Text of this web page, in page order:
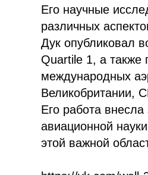
Его научные
различных
Дук опубликовал
Quartile 1, а также
международных
Великобритании,
Его работа
авиационной
этой важной